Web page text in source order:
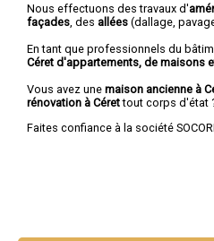
Nous effectuons des travaux d'
façades , des allées (dallage,
En tant que professionnels du
Céret d'appartements, de maisons
Vous avez une maison ancienne à
rénovation à Cérettout corps d'état
Faites confiance à la société